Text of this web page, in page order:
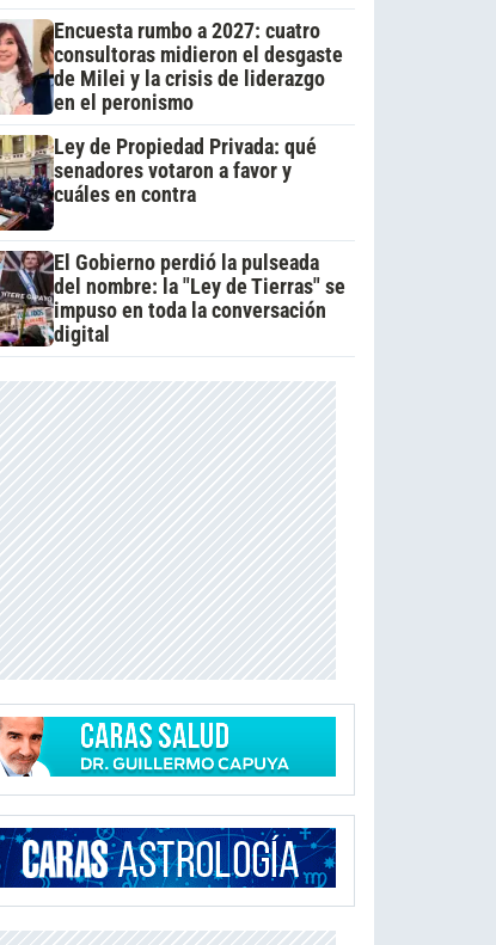
Encuesta rumbo a 2027: cuatro
consultoras midieron el desgaste
de Milei y la crisis de liderazgo
en el peronismo
Ley de Propiedad Privada: qué
senadores votaron a favor y
cuáles en contra
El Gobierno perdió la pulseada
del nombre: la "Ley de Tierras" se
impuso en toda la conversación
digital